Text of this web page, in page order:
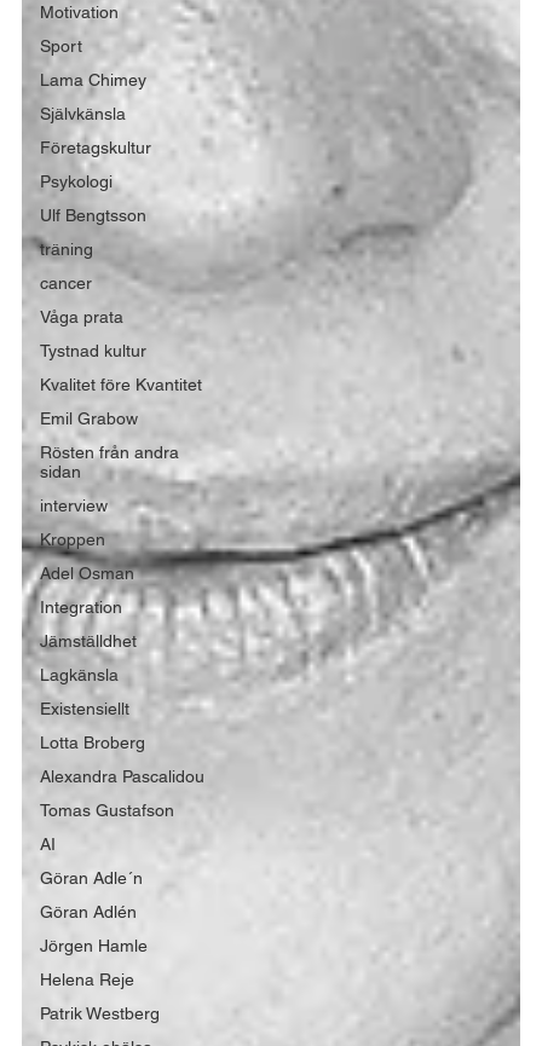
Motivation
Sport
Lama Chimey
Självkänsla
Företagskultur
Psykologi
Ulf Bengtsson
träning
cancer
Våga prata
Tystnad kultur
Kvalitet före Kvantitet
Emil Grabow
Rösten från andra
sidan
interview
Kroppen
Adel Osman
Integration
Jämställdhet
Lagkänsla
Existensiellt
Lotta Broberg
Alexandra Pascalidou
Tomas Gustafson
AI
Göran Adle´n
Göran Adlén
Jörgen Hamle
Helena Reje
Patrik Westberg